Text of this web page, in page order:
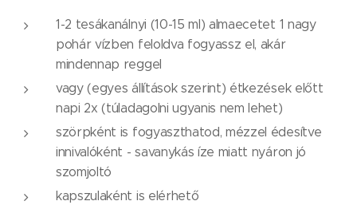
1-2 tesákanálnyi (10-15 ml) almaecetet 1 nagy
pohár vízben feloldva fogyassz el, akár
mindennap reggel
vagy (egyes állítások szerint) étkezések előtt
napi 2x (túladagolni ugyanis nem lehet)
szörpként is fogyaszthatod, mézzel édesítve
innivalóként - savanykás íze miatt nyáron jó
szomjoltó
kapszulaként is elérhető